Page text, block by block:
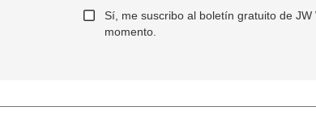
Sí, me suscribo al boletín gratuito de
momento.